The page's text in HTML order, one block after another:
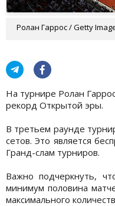
Ролан Гаррос / Getty
На турнире Ролан
рекорд Открытой эры.
В третьем раунде
сетов. Это является
Гранд-слам турниров.
Важно подчеркнуть,
минимум половина
максимального